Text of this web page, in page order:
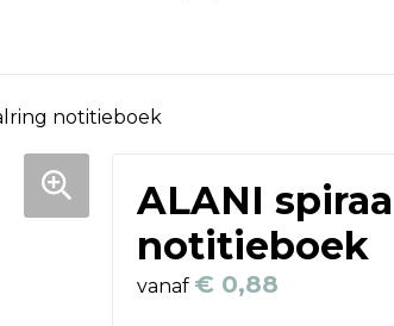
notitieboek
ALANI
notitieboek
vanaf € 0,88